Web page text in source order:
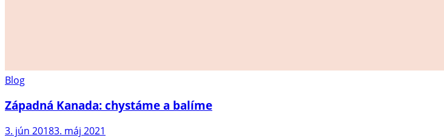
Blog
Západná Kanada: chystáme a balíme
3. jún 20183. máj 2021